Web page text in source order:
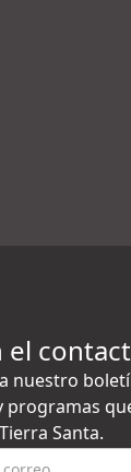
el
nuestro
programas
Santa.